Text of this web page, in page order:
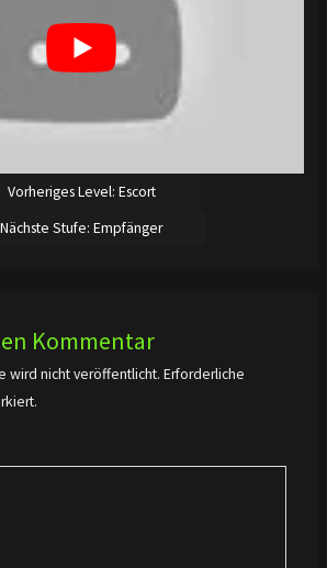
Vorheriges Level: Escort
Nächste Stufe: Empfänger
Kommentar
wird nicht veröffentlicht. Erforderliche